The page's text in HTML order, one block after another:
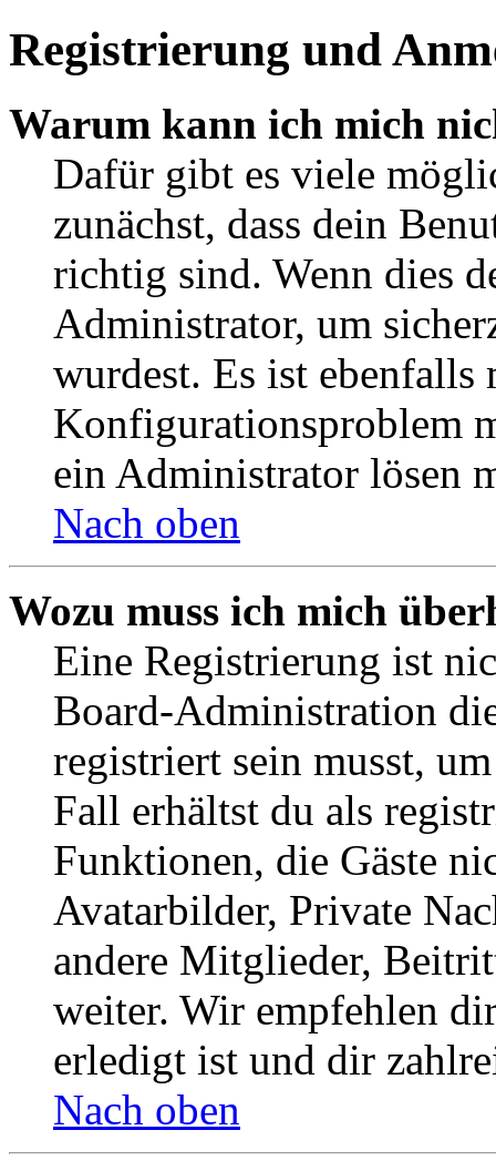
Registrierung und
Warum kann ich mich
Dafür gibt es viele
zunächst, dass dein
richtig sind. Wenn dies
Administrator, um
wurdest. Es ist ebenfalls
Konfigurationsproblem
ein Administrator lösen
Nach oben
Wozu muss ich mich
Eine Registrierung ist
Board-Administration
registriert sein musst,
Fall erhältst du als
Funktionen, die Gäste
Avatarbilder, Private
andere Mitglieder,
weiter. Wir empfehlen
erledigt ist und dir
Nach oben